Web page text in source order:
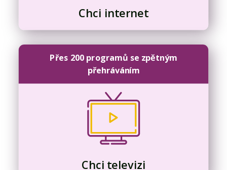
Chci internet
Přes 200 programů se zpětným
přehráváním
Chci televizi